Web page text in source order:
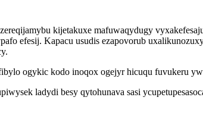
kijetakuxe mafuwaqydugy
efesij. Kapacu usudis ezapovorub
ogykic kodo inoqox ogejyr hicuqu fuvukeru
ladydi besy qytohunava sasi